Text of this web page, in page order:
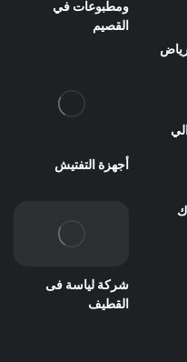
ومطبوعات في
القصيم
أجهزة التفتيش
شركة لياسة فى
القطيف